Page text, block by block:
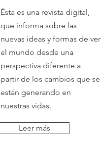
Ésta es una revista digital,
que informa sobre las
nuevas ideas y formas de ver
el mundo desde una
perspectiva diferente a
partir de los cambios que se
están generando en
nuestras vidas.
Leer más